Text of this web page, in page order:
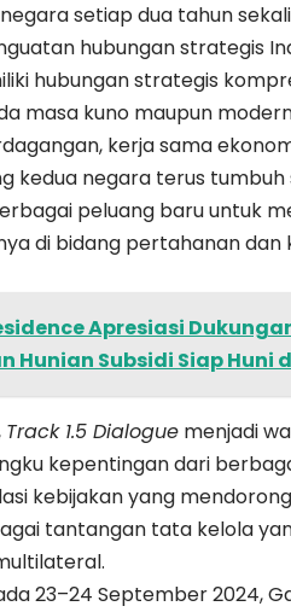
setiap dua tahun
hubungan strategis
hubungan strategis
masa kuno maupun
kerja sama
kedua negara terus
peluang baru untuk
di bidang pertahanan
Apresiasi
Hunian Subsidi Siap Huni
Track 1.5 Dialogue menjadi
kepentingan dari
kebijakan yang
tantangan tata kelola
23–24 September 2024,